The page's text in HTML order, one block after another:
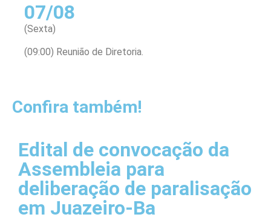
07/08
(Sexta)
(09:00) Reunião de Diretoria.
Confira também!
Edital de convocação da
Assembleia para
deliberação de paralisação
em Juazeiro-Ba